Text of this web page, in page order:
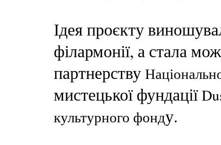
Ідея проєкту
філармонії, а стала
партнерству
мистецької фундації
культурного фонду.